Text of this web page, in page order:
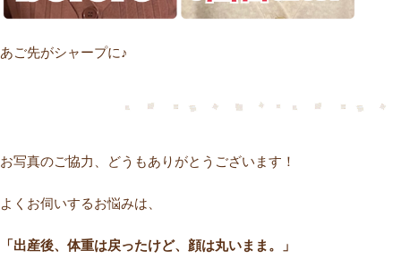
あご先がシャープに♪
お写真のご協力、どうもありがとうございます！
よくお伺いするお悩みは、
「出産後、体重は戻ったけど、顔は丸いまま。」